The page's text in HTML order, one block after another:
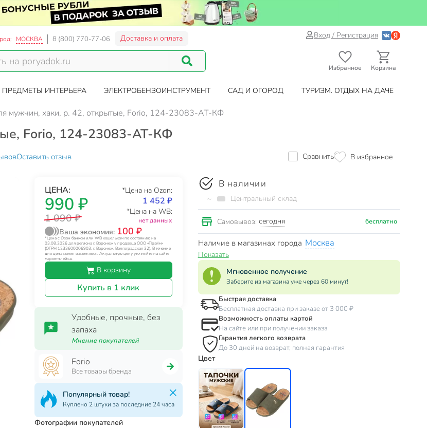
МОСКВА 8 (800) 770-77-06 Доставка и оплата Вход / Регистрация
Избранное Корзина
ПРЕДМЕТЫ ИНТЕРЬЕРА ЭЛЕКТРОБЕНЗОИНСТРУМЕНТ САД И ОГОРОД ТУРИЗМ. ОТДЫХ НА ДАЧЕ
мужчин, хаки, р. 42, открытые, Forio, 124-23083-АТ-КФ
Forio, 124-23083-АТ-КФ
Оставить отзыв Сравнить В избранное
ЦЕНА:
990 ₽
1 090 ₽
*Цена на Ozon:
1 452 ₽
*Цена на WB:
нет данных
Ваша экономия: 100 ₽
*Цена с Озон банком или WB кошельком по состоянию на
03.08.2026 для региона г. Воронеж у продавца ООО «Прайм»
(ОГРН 1233600006903, г. Воронеж, Волгоградская 32). В течение
дня цена может изменяться. Актуальную цену уточняйте на сайте
маркетплейса.
В корзину
Купить в 1 клик
Удобные, прочные, без
запаха
Мнение покупателей
Forio
Все товары бренда
Популярный товар!
Куплено 2 штуки за последние 24 часа
Фотографии покупателей
В наличии
~ Центральный склад
Самовывоз: сегодня бесплатно
Наличие в магазинах города Москва
Показать
Мгновенное получение
Заберите из магазина уже через 60 минут!
Быстрая доставка
Бесплатная доставка при заказе от 3 000 ₽
Возможность оплаты картой
На сайте или при получении заказа
Гарантия легкого возврата
До 30 дней на возврат, полная гарантия
Цвет